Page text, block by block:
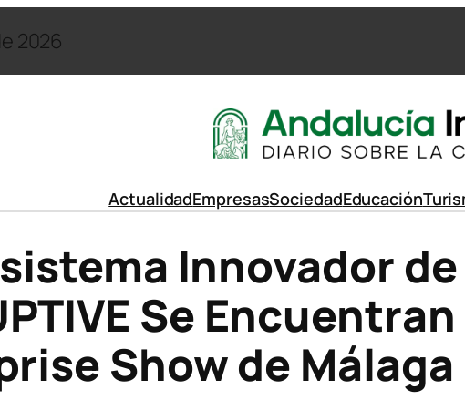
2026
ActualidadEmpresasSociedadEducación
Innovador
Se
Show de Málaga